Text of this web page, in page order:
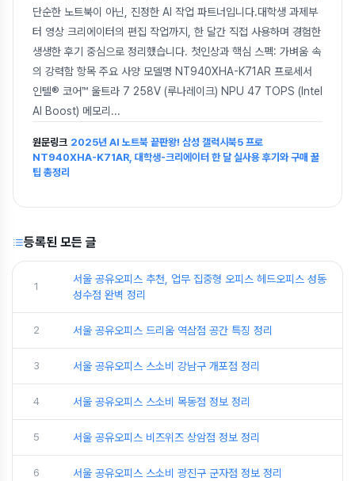
단순한 노트북이 아닌, 진정한 AI 작업 파트너입니다.대학생 과제부
터 영상 크리에이터의 편집 작업까지, 한 달간 직접 사용하며 경험한
생생한 후기 중심으로 정리했습니다. 첫인상과 핵심 스펙: 가벼움 속
의 강력함 항목 주요 사양 모델명 NT940XHA-K71AR 프로세서
인텔® 코어™ 울트라 7 258V (루나레이크) NPU 47 TOPS (Intel
AI Boost) 메모리 ...
원문링크 2025년 AI 노트북 끝판왕! 삼성 갤럭시북5 프로
NT940XHA-K71AR, 대학생-크리에이터 한 달 실사용 후기와 구매 꿀
팁 총정리
등록된 모든 글
1
서울 공유오피스 추천, 업무 집중형 오피스 헤드오피스 성동
성수점 완벽 정리
2 서울 공유오피스 드리움 역삼점 공간 특징 정리
3 서울 공유오피스 스소비 강남구 개포점 정리
4 서울 공유오피스 스소비 목동점 정보 정리
5 서울 공유오피스 비즈위즈 상암점 정보 정리
6 서울 공유오피스 스소비 광진구 군자점 정보 정리